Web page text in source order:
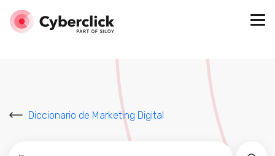
Diccionario de Marketing Digital
Este es un campo de búsqueda con una función de